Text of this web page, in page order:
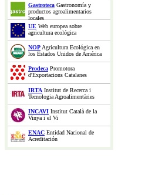
Gastroteca Gastronomía y
productos agroalimentarios
locales
UE Web europea sobre
agricultura ecológica
NOPAgricultura Ecológica en
los Estados Unidos de América
Prodeca Promotora
d'Exportacions Catalanes
IRTA Institut de Recerca i
Tecnologia Agroalimentàries
INCAVI Institut Català de la
Vinya i el Vi
ENAC Entidad Nacional de
Acreditación